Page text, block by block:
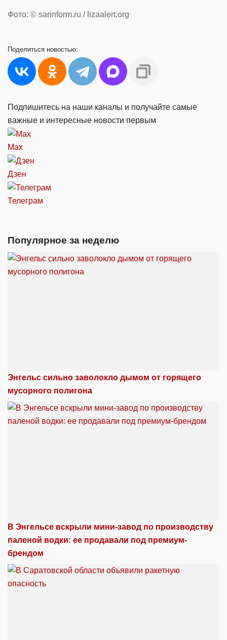
Фото: © sarinform.ru / lizaalert.org
Поделиться новостью:
Подпишитесь на наши каналы и получайте самые
важные и интересные новости первым
Max
Дзен
Телеграм
Популярное за неделю
Энгельс сильно заволокло дымом от горящего
мусорного полигона
В Энгельсе вскрыли мини-завод по производству
паленой водки: ее продавали под премиум-
брендом